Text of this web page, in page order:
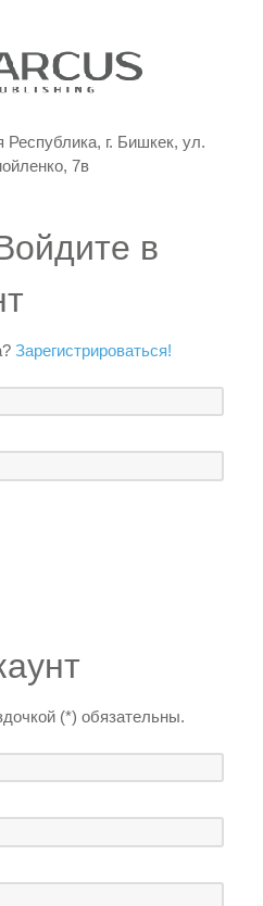
Республика, г. Бишкек, ул.
7в
в
Зарегистрироваться!
(*) обязательны.